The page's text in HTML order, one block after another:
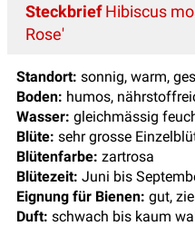
SteckbriefHibiscus
Rose'
Standort: sonnig, warm,
Boden: humos,
Wasser: gleichmässig
Blüte: sehr grosse
Blütenfarbe: zartrosa
Blütezeit: Juni bis
Eignung für Bienen: gut,
Duft: schwach bis kaum